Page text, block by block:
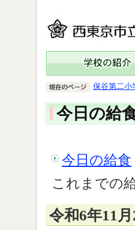
保谷第二小
今日の給
今日の給食
これまでの
令和6年11月